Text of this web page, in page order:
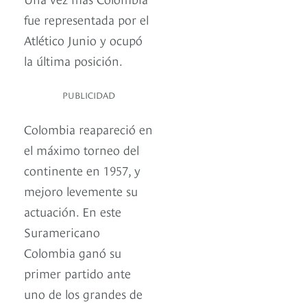
fue representada por el
Atlético Junio y ocupó
la última posición.
PUBLICIDAD
Colombia reapareció en
el máximo torneo del
continente en 1957, y
mejoro levemente su
actuación. En este
Suramericano
Colombia ganó su
primer partido ante
uno de los grandes de